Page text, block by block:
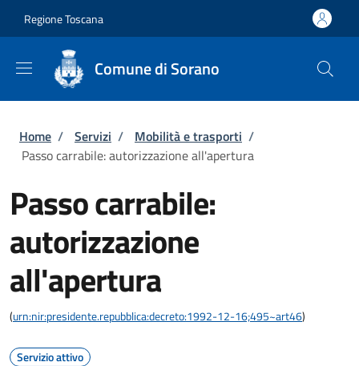
Regione Toscana
Comune di Sorano
Briciole di pane
Home / Servizi / Mobilità e trasporti /
Passo carrabile: autorizzazione all'apertura
Passo carrabile:
autorizzazione
all'apertura
(urn:nir:presidente.repubblica:decreto:1992-12-16;495~art46)
Servizio attivo